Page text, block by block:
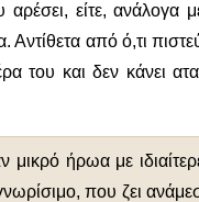
είτε, ανάλογα
Αντίθετα από ό,τι
του και δεν κάνει
ήρωα με
που ζει